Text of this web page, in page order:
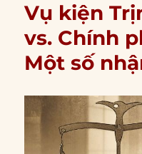
Vụ kiện
vs. Chính
Một số